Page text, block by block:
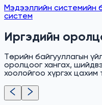
Мэдээллийн системийн
систем
Иргэдийн
Төрийн байгууллагын
оролцоог хангах,
хоолойгоо хүргэх цахим